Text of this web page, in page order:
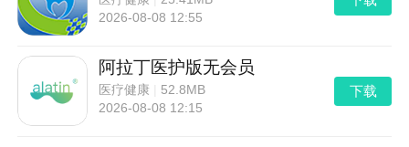
2026-08-08 12:55
阿拉丁医护版无会员
医疗健康
52.8MB
2026-08-08 12:15
下载